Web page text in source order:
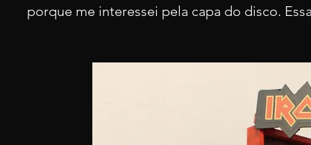
porque me interessei pela capa do disco.